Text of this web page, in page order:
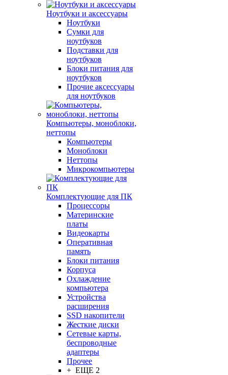
Ноутбуки и аксессуары
Ноутбуки
Сумки для
ноутбуков
Подставки для
ноутбуков
Блоки питания для
ноутбуков
Прочие аксессуары
для ноутбуков
Компьютеры, моноблоки,
неттопы
Компьютеры
Моноблоки
Неттопы
Микрокомпьютеры
Комплектующие для ПК
Процессоры
Материнские
платы
Видеокарты
Оперативная
память
Блоки питания
Корпуса
Охлаждение
компьютера
Устройства
расширения
SSD накопители
Жесткие диски
Сетевые карты,
беспроводные
адаптеры
Прочее
+ ЕЩЕ 2